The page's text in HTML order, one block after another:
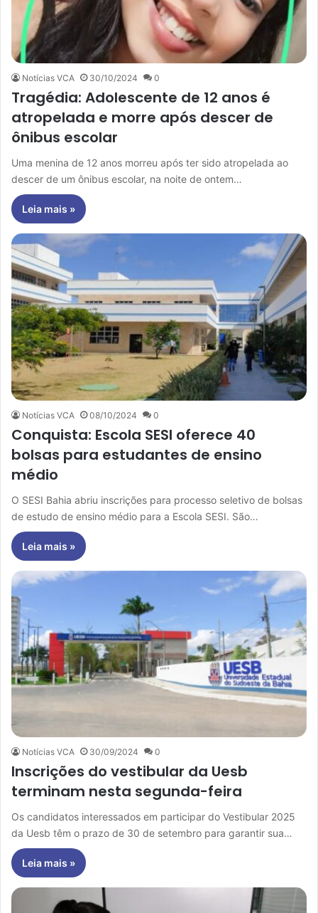
Notícias VCA 30/10/2024 0
Tragédia: Adolescente de 12 anos é
atropelada e morre após descer de
ônibus escolar
Uma menina de 12 anos morreu após ter sido atropelada ao
descer de um ônibus escolar, na noite de ontem…
Leia mais »
Notícias VCA 08/10/2024 0
Conquista: Escola SESI oferece 40
bolsas para estudantes de ensino
médio
O SESI Bahia abriu inscrições para processo seletivo de bolsas
de estudo de ensino médio para a Escola SESI. São…
Leia mais »
Notícias VCA 30/09/2024 0
Inscrições do vestibular da Uesb
terminam nesta segunda-feira
Os candidatos interessados em participar do Vestibular 2025
da Uesb têm o prazo de 30 de setembro para garantir sua…
Leia mais »